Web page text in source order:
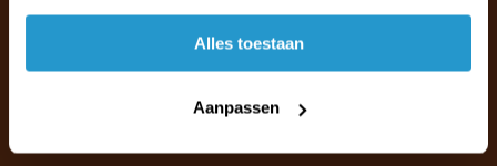
accepteren.
Alles toestaan
Aanpassen
Naar de klantenservice & FAQ
info@jouwoutlet.nl